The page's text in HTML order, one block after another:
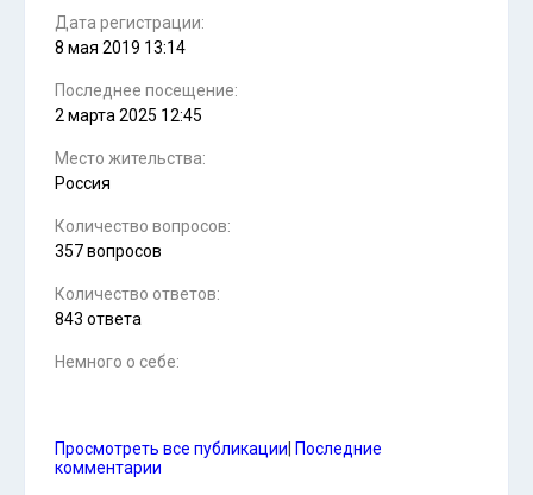
Дата регистрации:
8 мая 2019 13:14
Последнее посещение:
2 марта 2025 12:45
Место жительства:
Россия
Количество вопросов:
357 вопросов
Количество ответов:
843 ответа
Немного о себе:
Просмотреть все публикации Последние
комментарии